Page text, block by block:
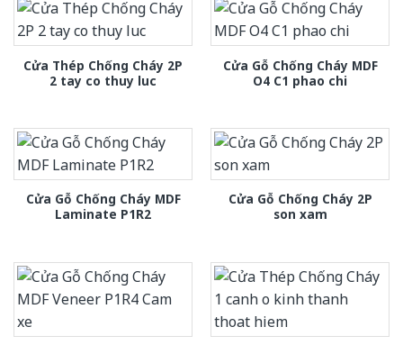
Cửa Thép Chống Cháy 2P
2 tay co thuy luc
Cửa Gỗ Chống Cháy MDF
O4 C1 phao chi
Cửa Gỗ Chống Cháy MDF
Laminate P1R2
Cửa Gỗ Chống Cháy 2P
son xam